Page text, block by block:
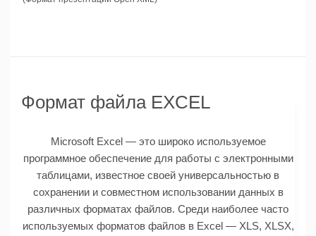
Формат файла EXCEL
Microsoft Excel — это широко используемое
программное обеспечение для работы с электронными
таблицами, известное своей универсальностью в
сохранении и совместном использовании данных в
различных форматах файлов. Среди наиболее часто
используемых форматов файлов в Excel — XLS, XLSX,